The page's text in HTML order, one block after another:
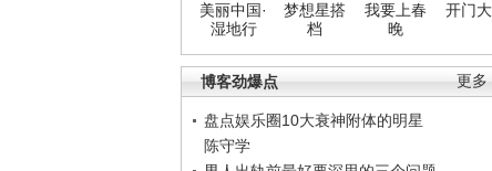
美丽中国·
湿地行
梦想星搭
档
我要上春
晚
开门
更多
博客劲爆点
盘点娱乐圈10大衰神附体的明星
陈守学